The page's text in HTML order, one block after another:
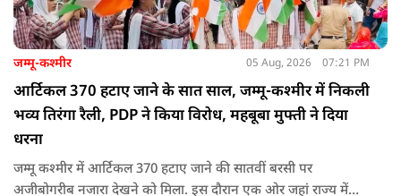
जम्मू-कश्मीर 05 Aug, 2026 07:21 PM
आर्टिकल 370 हटाए जाने के सात साल, जम्मू-कश्मीर में निकली
भव्य तिरंगा रैली, PDP ने किया विरोध, महबूबा मुफ्ती ने दिया
धरना
जम्मू कश्मीर में आर्टिकल 370 हटाए जाने की सातवीं बरसी पर
अजीबोगरीब नजारा देखने को मिला. इस दौरान एक ओर जहां राज्य में